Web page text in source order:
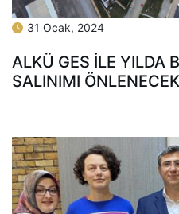
31 Ocak, 2024
ALKÜ GES İLE YILDA
SALINIMI ÖNLENECEK